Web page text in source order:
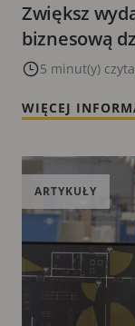
Zwiększ
biznesową
5 minut(y)
WIĘCEJ
ARTYKUŁY